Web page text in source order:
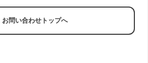
お問い合わせトップへ